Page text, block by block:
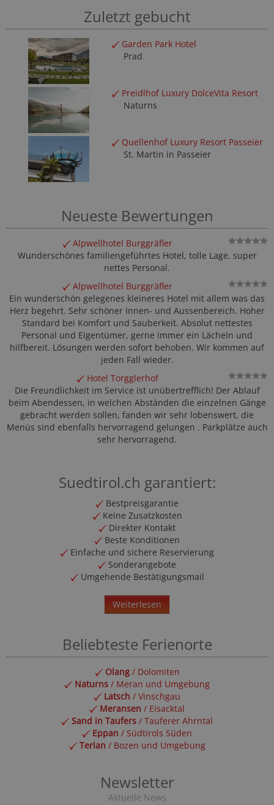
Zuletzt gebucht
Garden Park Hotel
Prad
Preidlhof Luxury DolceVita Resort
Naturns
Quellenhof Luxury Resort Passeier
St. Martin in Passeier
Neueste Bewertungen
Alpwellhotel Burggräfler
Wunderschönes familiengeführtes Hotel, tolle Lage, super
nettes Personal.
Alpwellhotel Burggräfler
Ein wunderschön gelegenes kleineres Hotel mit allem was das
Herz begehrt. Sehr schöner Innen- und Aussenbereich. Hoher
Standard bei Komfort und Sauberkeit. Absolut nettestes
Personal und Eigentümer, gerne immer ein Lächeln und
hilfbereit. Lösungen werden sofort behoben. Wir kommen auf
jeden Fall wieder.
Hotel Torgglerhof
Die Freundlichkeit im Service ist unübertrefflich! Der Ablauf
beim Abendessen, in welchen Abständen die einzelnen Gänge
gebracht werden sollen, fanden wir sehr lobenswert, die
Menüs sind ebenfalls hervorragend gelungen . Parkplätze auch
sehr hervorragend.
Suedtirol.ch garantiert:
Bestpreisgarantie
Keine Zusatzkosten
Direkter Kontakt
Beste Konditionen
Einfache und sichere Reservierung
Sonderangebote
Umgehende Bestätigungsmail
Weiterlesen
Beliebteste Ferienorte
Olang/ Dolomiten
Naturns / Meran und Umgebung
Latsch / Vinschgau
Meransen / Eisacktal
Sand in Taufers / Tauferer Ahrntal
Eppan / Südtirols Süden
Terlan / Bozen und Umgebung
Newsletter
Aktuelle News